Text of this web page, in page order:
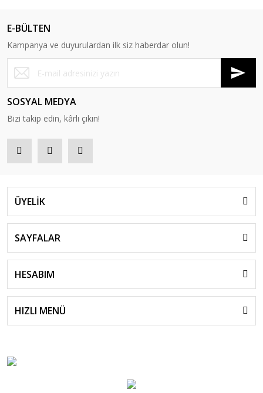
E-BÜLTEN
Kampanya ve duyurulardan ilk siz haberdar olun!
SOSYAL MEDYA
Bizi takip edin, kârlı çıkın!
ÜYELİK
SAYFALAR
HESABIM
HIZLI MENÜ